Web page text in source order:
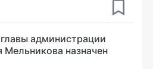
администрации
Мельникова назначен